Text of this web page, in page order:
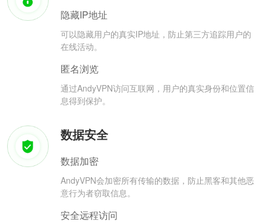
隐藏IP地址
可以隐藏用户的真实IP地址，防止第三方追踪用户的
在线活动。
匿名浏览
通过AndyVPN访问互联网，用户的真实身份和位置信
息得到保护。
数据安全
数据加密
AndyVPN会加密所有传输的数据，防止黑客和其他恶
意行为者窃取信息。
安全远程访问